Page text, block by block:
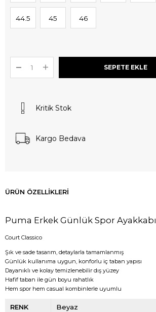
44.5 45 46
Kritik Stok
Kargo Bedava
ÜRÜN ÖZELLIKLERI
Puma Erkek Günlük Spor Ayakkabı
Court Classico
Şık ve sade tasarım, detaylarla tamamlanmış
Günlük kullanıma uygun, konforlu iç taban yapısı
Dayanıklı ve kolay temizlenebilir dış yüzey
Hafif taban ile gün boyu rahatlık
Hem spor hem casual kombinlerle uyumlu
RENK Beyaz